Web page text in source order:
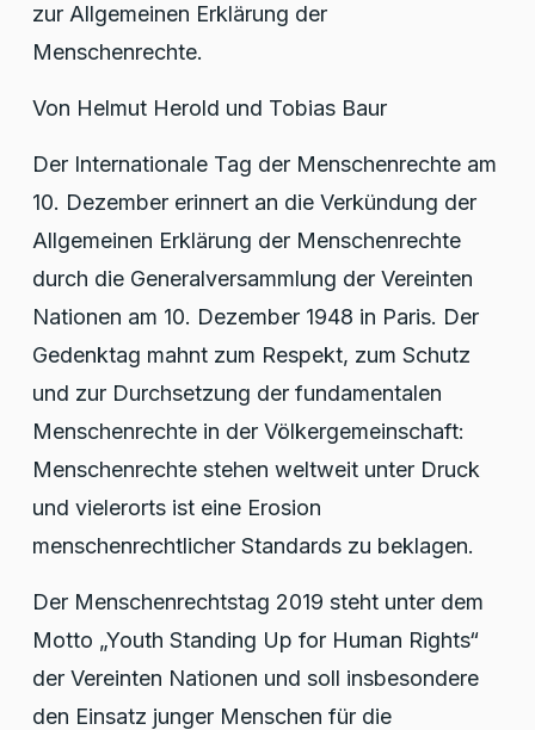
zur Allgemeinen Erklärung der
Menschenrechte.
Von Helmut Herold und Tobias Baur
Der Internationale Tag der Menschenrechte am
10. Dezember erinnert an die Verkündung der
Allgemeinen Erklärung der Menschenrechte
durch die Generalversammlung der Vereinten
Nationen am 10. Dezember 1948 in Paris. Der
Gedenktag mahnt zum Respekt, zum Schutz
und zur Durchsetzung der fundamentalen
Menschenrechte in der Völkergemeinschaft:
Menschenrechte stehen weltweit unter Druck
und vielerorts ist eine Erosion
menschenrechtlicher Standards zu beklagen.
Der Menschenrechtstag 2019 steht unter dem
Motto „Youth Standing Up for Human Rights“
der Vereinten Nationen und soll insbesondere
den Einsatz junger Menschen für die